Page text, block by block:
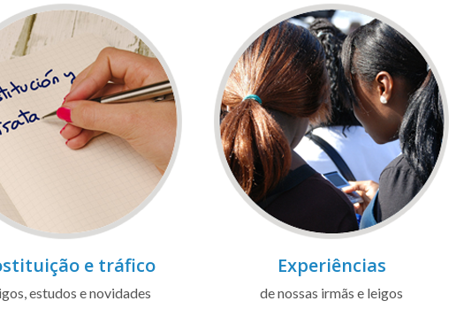
e tráfico
estudos e novidades
Experiências
de nossas irmãs e leigos